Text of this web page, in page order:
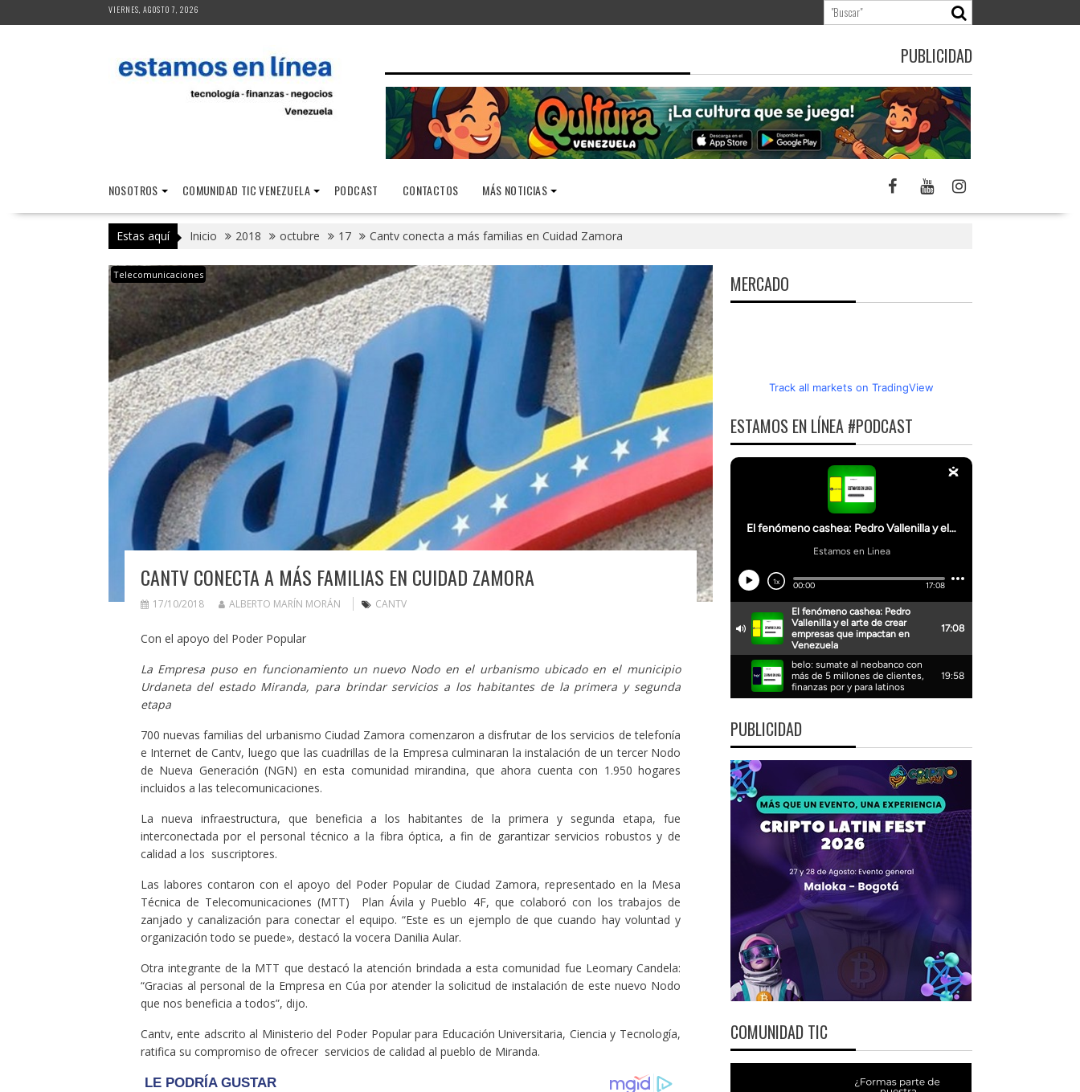
al
VIERNES, AGOSTO 7, 2026
PUBLICIDAD
NOSOTROS COMUNIDAD TIC VENEZUELA PODCAST CONTACTOS MÁS NOTICIAS
Estas aquí Inicio 2018 octubre 17 Cantv conecta a más familias en Cuidad Zamora
Telecomunicaciones
CANTV CONECTA A MÁS FAMILIAS EN CUIDAD ZAMORA
17/10/2018 ALBERTO MARÍN MORÁN CANTV
Con el apoyo del Poder Popular
La Empresa puso en funcionamiento un nuevo Nodo en el urbanismo ubicado en el municipio
Urdaneta del estado Miranda, para brindar servicios a los habitantes de la primera y segunda
etapa
700 nuevas familias del urbanismo Ciudad Zamora comenzaron a disfrutar de los servicios de telefonía
e Internet de Cantv, luego que las cuadrillas de la Empresa culminaran la instalación de un tercer Nodo
de Nueva Generación (NGN) en esta comunidad mirandina, que ahora cuenta con 1.950 hogares
incluidos a las telecomunicaciones.
La nueva infraestructura, que beneficia a los habitantes de la primera y segunda etapa, fue
interconectada por el personal técnico a la fibra óptica, a fin de garantizar servicios robustos y de
calidad a los suscriptores.
Las labores contaron con el apoyo del Poder Popular de Ciudad Zamora, representado en la Mesa
Técnica de Telecomunicaciones (MTT) Plan Ávila y Pueblo 4F, que colaboró con los trabajos de
zanjado y canalización para conectar el equipo. “Este es un ejemplo de que cuando hay voluntad y
organización todo se puede», destacó la vocera Danilia Aular.
Otra integrante de la MTT que destacó la atención brindada a esta comunidad fue Leomary Candela:
“Gracias al personal de la Empresa en Cúa por atender la solicitud de instalación de este nuevo Nodo
que nos beneficia a todos”, dijo.
Cantv, ente adscrito al Ministerio del Poder Popular para Educación Universitaria, Ciencia y Tecnología,
ratifica su compromiso de ofrecer servicios de calidad al pueblo de Miranda.
MERCADO
Track all markets on TradingView
ESTAMOS EN LÍNEA #PODCAST
PUBLICIDAD
COMUNIDAD TIC